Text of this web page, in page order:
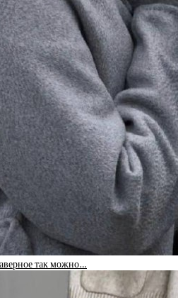
так можно…